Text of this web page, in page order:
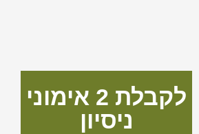
לקבלת 2 אימוני
ניסיון